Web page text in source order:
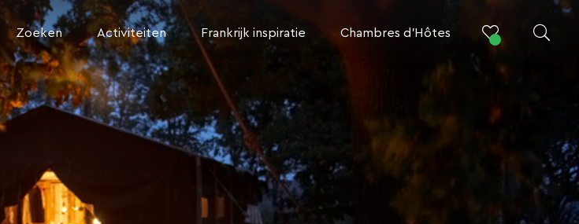
Zoeken Activiteiten Frankrijk inspiratie Chambres d’Hôtes